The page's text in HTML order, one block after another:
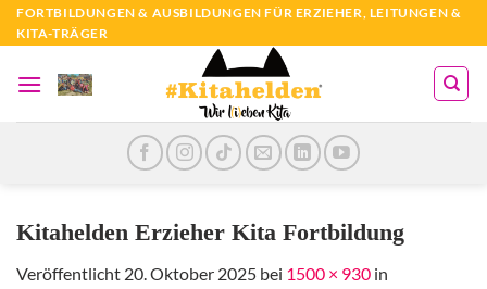
Zum
Inhalt
FORTBILDUNGEN & AUSBILDUNGEN FÜR ERZIEHER, LEITUNGEN &
KITA-TRÄGER
Kitahelden Erzieher Kita Fortbildung
Veröffentlicht 20. Oktober 2025 bei 1500 × 930 in